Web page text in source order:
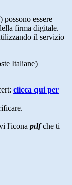
) possono essere
firma digitale.
il servizio
Italiane)
clicca qui per
l'icona pdf che ti